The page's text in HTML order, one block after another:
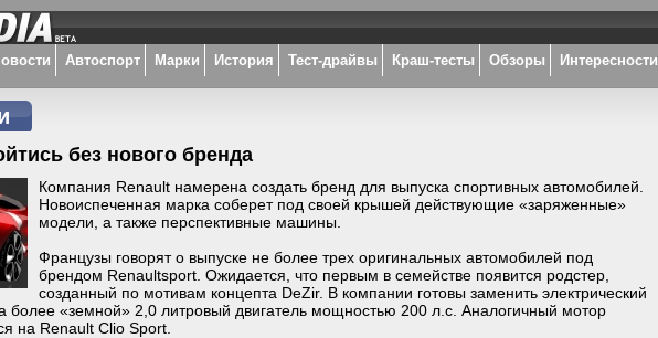
Автоспорт Марки История Тест-драйвы Краш-тесты Обзоры Интересности
без нового бренда
Компания Renault намерена создать бренд для выпуска спортивных автомобилей.
Новоиспеченная марка соберет под своей крышей действующие «заряженные»
модели, а также перспективные машины.
Французы говорят о выпуске не более трех оригинальных автомобилей под
брендом Renaultsport. Ожидается, что первым в семействе появится родстер,
созданный по мотивам концепта DeZir. В компании готовы заменить электрический
более «земной» 2,0 литровый двигатель мощностью 200 л.с. Аналогичный мотор
на Renault Clio Sport.